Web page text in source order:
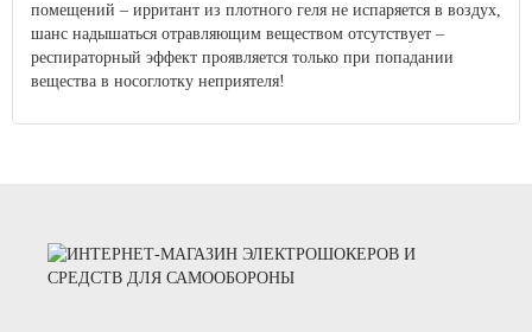
помещений – ирритант из плотного геля не испаряется в воздух,
шанс надышаться отравляющим веществом отсутствует –
респираторный эффект проявляется только при попадании
вещества в носоглотку неприятеля!